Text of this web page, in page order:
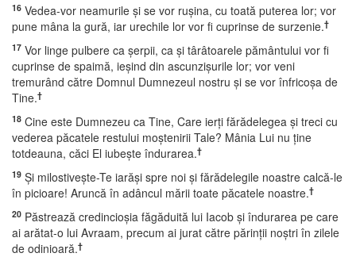
16 Vedea-vor neamurile şi se vor ruşina, cu toată puterea lor; vor
pune mâna la gură, iar urechile lor vor fi cuprinse de surzenie.†
17 Vor linge pulbere ca şerpii, ca şi târâtoarele pământului vor fi
cuprinse de spaimă, ieşind din ascunzişurile lor; vor veni
tremurând către Domnul Dumnezeul nostru şi se vor înfricoşa de
Tine.†
18 Cine este Dumnezeu ca Tine, Care ierţi fărădelegea şi treci cu
vederea păcatele restului moştenirii Tale? Mânia Lui nu ţine
totdeauna, căci El iubeşte îndurarea.†
19 Şi milostiveşte-Te iarăşi spre noi şi fărădelegile noastre calcă-le
în picioare! Aruncă în adâncul mării toate păcatele noastre.†
20 Păstrează credincioşia făgăduită lui Iacob şi îndurarea pe care
ai arătat-o lui Avraam, precum ai jurat către părinţii noştri în zilele
de odinioară.†